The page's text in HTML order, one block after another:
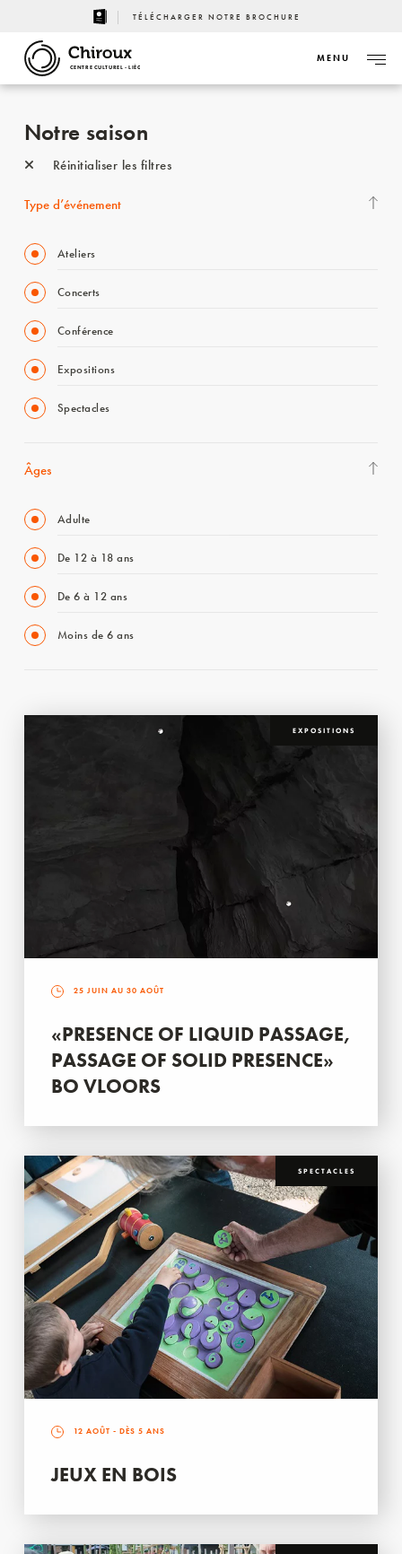
TÉLÉCHARGER NOTRE BROCHURE
CENTRE CULTUREL - LIÈGE
MENU
Notre saison
Réinitialiser les filtres
Type d’événement
Ateliers
Concerts
Conférence
Expositions
Spectacles
Âges
Adulte
De 12 à 18 ans
De 6 à 12 ans
Moins de 6 ans
EXPOSITIONS
25 JUIN AU 30 AOÛT
«PRESENCE OF LIQUID PASSAGE,
PASSAGE OF SOLID PRESENCE»
BO VLOORS
SPECTACLES
12 AOÛT - DÈS 5 ANS
JEUX EN BOIS